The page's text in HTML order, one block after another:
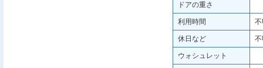
ドアの重さ
利用時間 不
休日など
ウォシュレット